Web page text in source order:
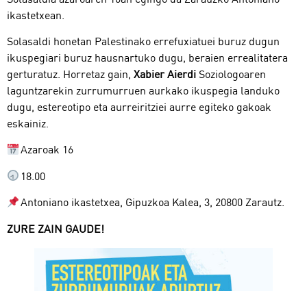
ikastetxean.
Solasaldi honetan Palestinako errefuxiatuei buruz dugun
ikuspegiari buruz hausnartuko dugu, beraien errealitatera
gerturatuz. Horretaz gain, Xabier Aierdi Soziologoaren
laguntzarekin zurrumurruen aurkako ikuspegia landuko
dugu, estereotipo eta aurreiritziei aurre egiteko gakoak
eskainiz.
Azaroak 16
18.00
Antoniano ikastetxea, Gipuzkoa Kalea, 3, 20800 Zarautz.
ZURE ZAIN GAUDE!